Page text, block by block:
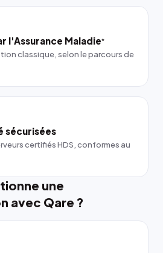
l'Assurance Maladie*
classique, selon le parcours de
sécurisées
certifiés HDS, conformes au
une
avec Qare ?